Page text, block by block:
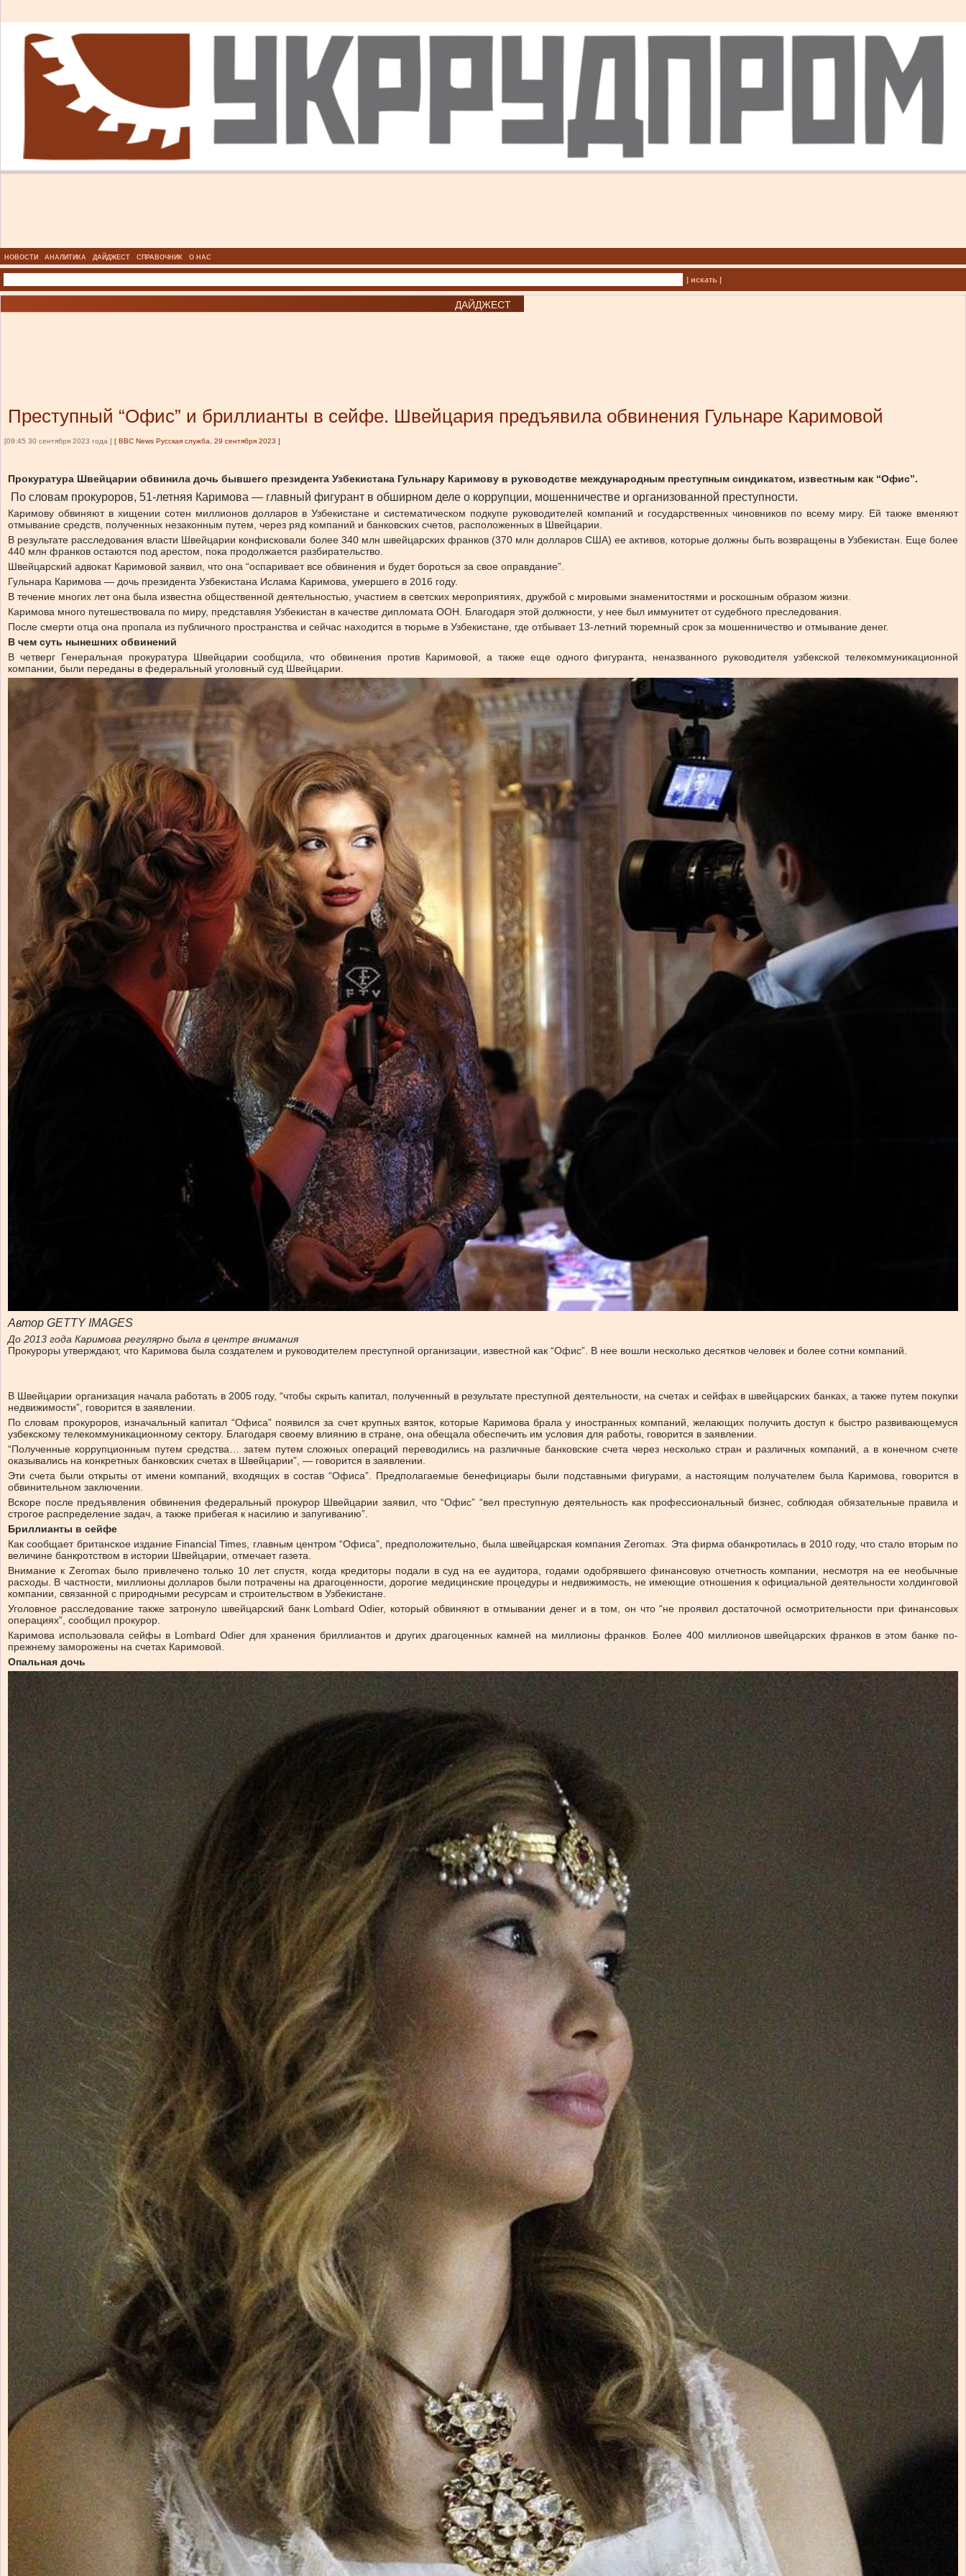
НОВОСТИ АНАЛИТИКА ДАЙДЖЕСТ СПРАВОЧНИК О НАС
| искать |
ДАЙДЖЕСТ
Преступный “Офис” и бриллианты в сейфе. Швейцария предъявила обвинения Гульнаре Каримовой
[09:45 30 сентября 2023 года ] [ BBC News Русская служба, 29 сентября 2023 ]
Прокуратура Швейцарии обвинила дочь бывшего президента Узбекистана Гульнару Каримову в руководстве международным преступным синдикатом, известным как “Офис”.
По словам прокуроров, 51-летняя Каримова — главный фигурант в обширном деле о коррупции, мошенничестве и организованной преступности.
Каримову обвиняют в хищении сотен миллионов долларов в Узбекистане и систематическом подкупе руководителей компаний и государственных чиновников по всему миру. Ей также вменяют
отмывание средств, полученных незаконным путем, через ряд компаний и банковских счетов, расположенных в Швейцарии.
В результате расследования власти Швейцарии конфисковали более 340 млн швейцарских франков (370 млн долларов США) ее активов, которые должны быть возвращены в Узбекистан. Еще более
440 млн франков остаются под арестом, пока продолжается разбирательство.
Швейцарский адвокат Каримовой заявил, что она “оспаривает все обвинения и будет бороться за свое оправдание”.
Гульнара Каримова — дочь президента Узбекистана Ислама Каримова, умершего в 2016 году.
В течение многих лет она была известна общественной деятельностью, участием в светских мероприятиях, дружбой с мировыми знаменитостями и роскошным образом жизни.
Каримова много путешествовала по миру, представляя Узбекистан в качестве дипломата ООН. Благодаря этой должности, у нее был иммунитет от судебного преследования.
После смерти отца она пропала из публичного пространства и сейчас находится в тюрьме в Узбекистане, где отбывает 13-летний тюремный срок за мошенничество и отмывание денег.
В чем суть нынешних обвинений
В четверг Генеральная прокуратура Швейцарии сообщила, что обвинения против Каримовой, а также еще одного фигуранта, неназванного руководителя узбекской телекоммуникационной
компании, были переданы в федеральный уголовный суд Швейцарии.
Автор GETTY IMAGES
До 2013 года Каримова регулярно была в центре внимания
Прокуроры утверждают, что Каримова была создателем и руководителем преступной организации, известной как “Офис”. В нее вошли несколько десятков человек и более сотни компаний.
В Швейцарии организация начала работать в 2005 году, “чтобы скрыть капитал, полученный в результате преступной деятельности, на счетах и сейфах в швейцарских банках, а также путем покупки
недвижимости”, говорится в заявлении.
По словам прокуроров, изначальный капитал “Офиса” появился за счет крупных взяток, которые Каримова брала у иностранных компаний, желающих получить доступ к быстро развивающемуся
узбекскому телекоммуникационному сектору. Благодаря своему влиянию в стране, она обещала обеспечить им условия для работы, говорится в заявлении.
“Полученные коррупционным путем средства… затем путем сложных операций переводились на различные банковские счета через несколько стран и различных компаний, а в конечном счете
оказывались на конкретных банковских счетах в Швейцарии”, — говорится в заявлении.
Эти счета были открыты от имени компаний, входящих в состав “Офиса”. Предполагаемые бенефициары были подставными фигурами, а настоящим получателем была Каримова, говорится в
обвинительном заключении.
Вскоре после предъявления обвинения федеральный прокурор Швейцарии заявил, что “Офис” “вел преступную деятельность как профессиональный бизнес, соблюдая обязательные правила и
строгое распределение задач, а также прибегая к насилию и запугиванию”.
Бриллианты в сейфе
Как сообщает британское издание Financial Times, главным центром “Офиса”, предположительно, была швейцарская компания Zeromax. Эта фирма обанкротилась в 2010 году, что стало вторым по
величине банкротством в истории Швейцарии, отмечает газета.
Внимание к Zeromax было привлечено только 10 лет спустя, когда кредиторы подали в суд на ее аудитора, годами одобрявшего финансовую отчетность компании, несмотря на ее необычные
расходы. В частности, миллионы долларов были потрачены на драгоценности, дорогие медицинские процедуры и недвижимость, не имеющие отношения к официальной деятельности холдинговой
компании, связанной с природными ресурсам и строительством в Узбекистане.
Уголовное расследование также затронуло швейцарский банк Lombard Odier, который обвиняют в отмывании денег и в том, он что “не проявил достаточной осмотрительности при финансовых
операциях”, сообщил прокурор.
Каримова использовала сейфы в Lombard Odier для хранения бриллиантов и других драгоценных камней на миллионы франков. Более 400 миллионов швейцарских франков в этом банке по-
прежнему заморожены на счетах Каримовой.
Опальная дочь